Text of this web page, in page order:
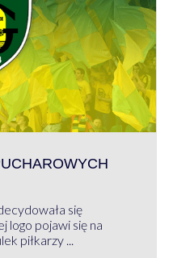
się
logo pojawi się na
piłkarzy ...